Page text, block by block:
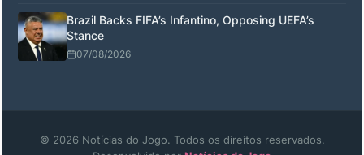
Brazil Backs FIFA’s Infantino, Opposing UEFA’s
Stance
07/08/2026
© 2026 Notícias do Jogo. Todos os direitos reservados.